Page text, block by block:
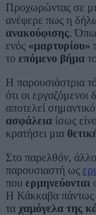
Προχωρώντας σε
ανέφερε πως η
ανακούφισης.
ενός «μαρτυρίου»
το επόμενο βήμα
Η παρουσιάστρια
ότι οι εργαζόμενοι
αποτελεί σημαντικό
ασφάλεια ίσως
κρατήσει μια
Στο παρελθόν,
παρουσιαστή ως
που ερμηνεύονται
Η Κάκκαβα πάντως
τα χαμόγελα της